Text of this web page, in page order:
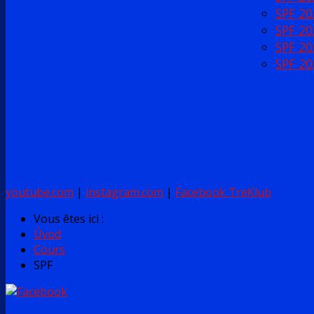
SPF
SPF
SPF
SPF
youtube.com | instagram.com | Facebook TreKlub
Vous êtes ici :
Úvod
Cours
SPF